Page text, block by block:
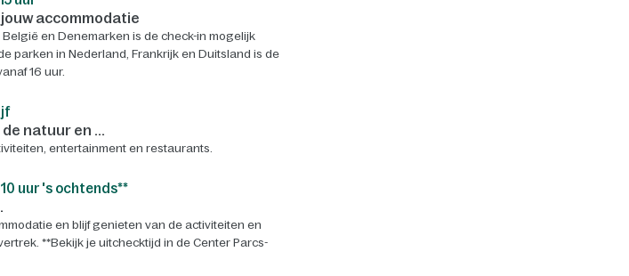
jouw accommodatie
en Denemarken is de check-in mogelijk
parken in Nederland, Frankrijk en Duitsland is de
16 uur.
natuur en ...
entertainment en restaurants.
uur 's ochtends**
en blijf genieten van de activiteiten en
**Bekijk je uitchecktijd in de Center Parcs-